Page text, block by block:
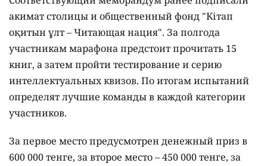
акимат столицы и общественный фонд "Кітап
оқитын ұлт – Читающая нация". За полгода
участникам марафона предстоит прочитать 15
книг, а затем пройти тестирование и серию
интеллектуальных квизов. По итогам испытаний
определят лучшие команды в каждой категории
участников.
За первое место предусмотрен денежный приз в
600 000 тенге, за второе место – 450 000 тенге, за